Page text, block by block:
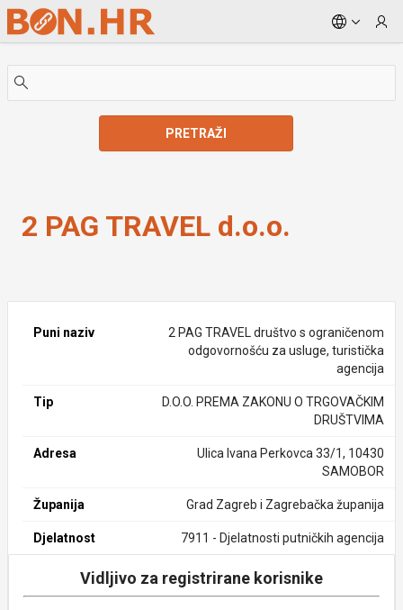
Skip to Main Content
PRETRAŽI
2 PAG TRAVEL d.o.o.
Puni naziv
2 PAG TRAVEL društvo s ograničenom
odgovornošću za usluge, turistička
agencija
Tip
D.O.O. PREMA ZAKONU O TRGOVAČKIM
DRUŠTVIMA
Adresa
Ulica Ivana Perkovca 33/1, 10430
SAMOBOR
Županija Grad Zagreb i Zagrebačka županija
Djelatnost 7911 - Djelatnosti putničkih agencija
Vidljivo za registrirane korisnike